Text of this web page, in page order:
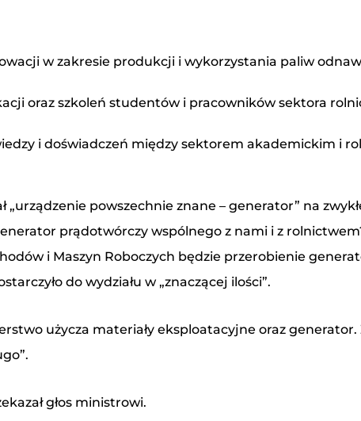
w zakresie produkcji i wykorzystania paliw
oraz szkoleń studentów i pracowników sektora
i doświadczeń między sektorem akademickim i
„urządzenie powszechnie znane – generator” na
prądotwórczy wspólnego z nami i z
i Maszyn Roboczych będzie przerobienie
do wydziału w „znaczącej ilości”.
użycza materiały eksploatacyjne oraz
głos ministrowi.
odpowiedzi na wiadomość przesłaną za pomocą